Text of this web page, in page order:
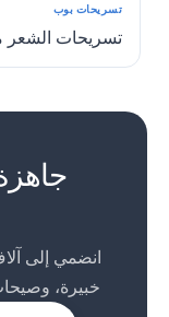
تسريحات بوب
تسريحات الشعر
انضمي إلى
خبيرة،